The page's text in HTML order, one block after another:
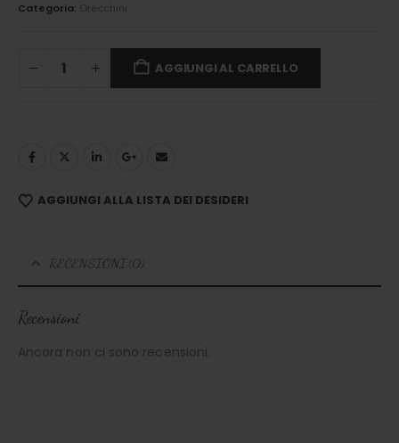
Categoria: Orecchini
AGGIUNGI AL CARRELLO
AGGIUNGI ALLA LISTA DEI DESIDERI
RECENSIONI (0)
Recensioni
Ancora non ci sono recensioni.